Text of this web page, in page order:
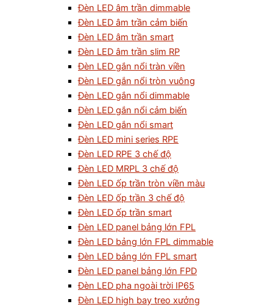
Đèn LED âm trần dimmable
Đèn LED âm trần cảm biến
Đèn LED âm trần smart
Đèn LED âm trần slim RP
Đèn LED gắn nổi tràn viền
Đèn LED gắn nổi tròn vuông
Đèn LED gắn nổi dimmable
Đèn LED gắn nổi cảm biến
Đèn LED gắn nổi smart
Đèn LED mini series RPE
Đèn LED RPE 3 chế độ
Đèn LED MRPL 3 chế độ
Đèn LED ốp trần tròn viền màu
Đèn LED ốp trần 3 chế độ
Đèn LED ốp trần smart
Đèn LED panel bảng lớn FPL
Đèn LED bảng lớn FPL dimmable
Đèn LED bảng lớn FPL smart
Đèn LED panel bảng lớn FPD
Đèn LED pha ngoài trời IP65
Đèn LED high bay treo xưởng